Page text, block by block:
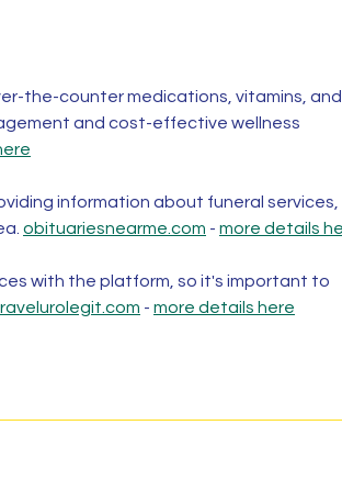
the-counter medications, vitamins,
and cost-effective wellness
information about funeral services,
obituariesnearme.com - more details
with the platform, so it's important to
- more details here